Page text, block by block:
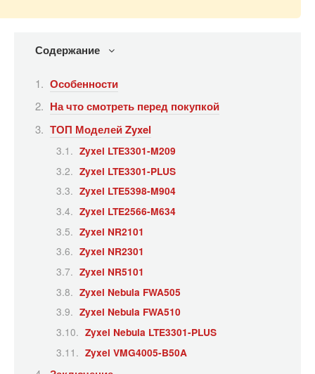
Содержание
Особенности
На что смотреть перед покупкой
ТОП Моделей Zyxel
Zyxel LTE3301-M209
Zyxel LTE3301-PLUS
Zyxel LTE5398-M904
Zyxel LTE2566-M634
Zyxel NR2101
Zyxel NR2301
Zyxel NR5101
Zyxel Nebula FWA505
Zyxel Nebula FWA510
Zyxel Nebula LTE3301-PLUS
Zyxel VMG4005-B50A